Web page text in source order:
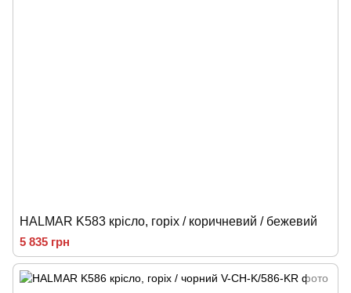
HALMAR K583 крісло, горіх / коричневий / бежевий
5 835 грн